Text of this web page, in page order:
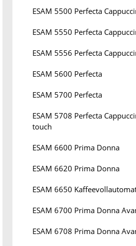
ESAM 5500 Perfecta
ESAM 5550 Perfecta
ESAM 5556 Perfecta
ESAM 5600 Perfecta
ESAM 5700 Perfecta
ESAM 5708 Perfecta
touch
ESAM 6600 Prima Donna
ESAM 6620 Prima Donna
ESAM 6650
ESAM 6700 Prima Donna
ESAM 6708 Prima Donna